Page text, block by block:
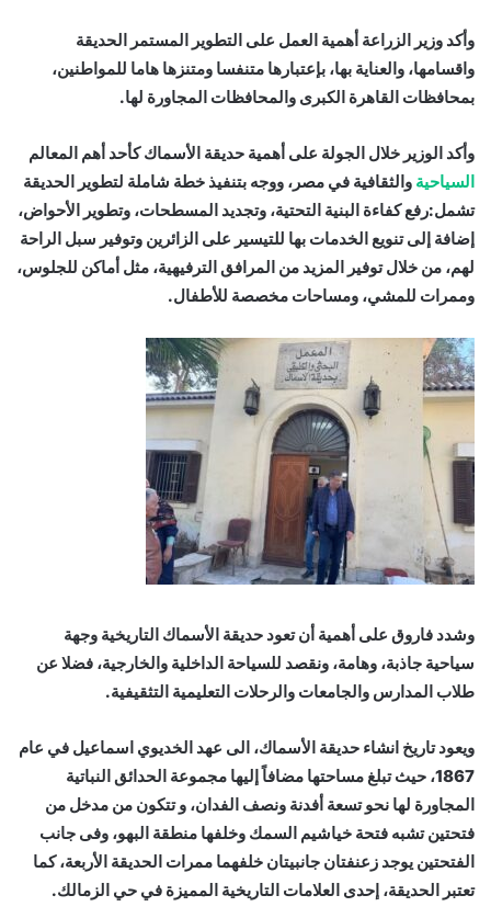
وأكد وزير الزراعة أهمية العمل على التطوير المستمر الحديقة
واقسامها، والعناية بها، بإعتبارها متنفسا ومتنزها هاما للمواطنين،
بمحافظات القاهرة الكبرى والمحافظات المجاورة لها.
وأكد الوزير خلال الجولة على أهمية حديقة الأسماك كأحد أهم المعالم
السياحية والثقافية في مصر، ووجه بتنفيذ خطة شاملة لتطوير الحديقة
تشمل:رفع كفاءة البنية التحتية، وتجديد المسطحات، وتطوير الأحواض،
إضافة إلى تنويع الخدمات بها للتيسير على الزائرين وتوفير سبل الراحة
لهم، من خلال توفير المزيد من المرافق الترفيهية، مثل أماكن للجلوس،
وممرات للمشي، ومساحات مخصصة للأطفال.
وشدد فاروق على أهمية أن تعود حديقة الأسماك التاريخية وجهة
سياحية جاذبة، وهامة، ونقصد للسياحة الداخلية والخارجية، فضلا عن
طلاب المدارس والجامعات والرحلات التعليمية التثقيفية.
ويعود تاريخ انشاء حديقة الأسماك، الى عهد الخديوي اسماعيل في عام
1867، حيث تبلغ مساحتها مضافاً إليها مجموعة الحدائق النباتية
المجاورة لها نحو تسعة أفدنة ونصف الفدان، و تتكون من مدخل من
فتحتين تشبه فتحة خياشيم السمك وخلفها منطقة البهو، وفى جانب
الفتحتين يوجد زعنفتان جانبيتان خلفهما ممرات الحديقة الأربعة، كما
تعتبر الحديقة، إحدى العلامات التاريخية المميزة في حي الزمالك.